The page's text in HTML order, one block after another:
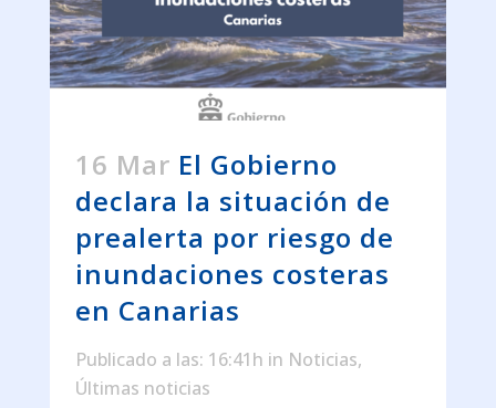
16 Mar El Gobierno
declara la situación de
prealerta por riesgo de
inundaciones costeras
en Canarias
Publicado a las: 16:41h in Noticias,
Últimas noticias